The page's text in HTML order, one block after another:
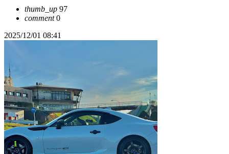
thumb_up 97
comment0
2025/12/01 08:41